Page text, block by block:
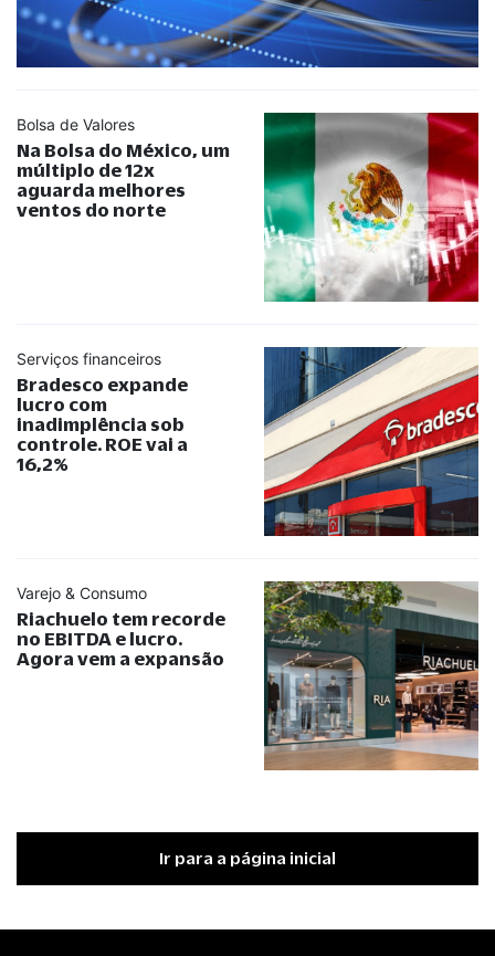
Bolsa de Valores
Na Bolsa do México, um
múltiplo de 12x
aguarda melhores
ventos do norte
Serviços financeiros
Bradesco expande
lucro com
inadimplência sob
controle. ROE vai a
16,2%
Varejo & Consumo
Riachuelo tem recorde
no EBITDA e lucro.
Agora vem a expansão
Ir para a página inicial